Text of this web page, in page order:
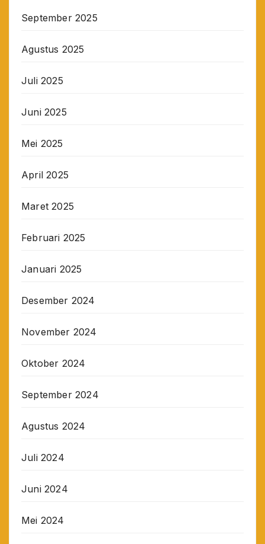
September 2025
Agustus 2025
Juli 2025
Juni 2025
Mei 2025
April 2025
Maret 2025
Februari 2025
Januari 2025
Desember 2024
November 2024
Oktober 2024
September 2024
Agustus 2024
Juli 2024
Juni 2024
Mei 2024